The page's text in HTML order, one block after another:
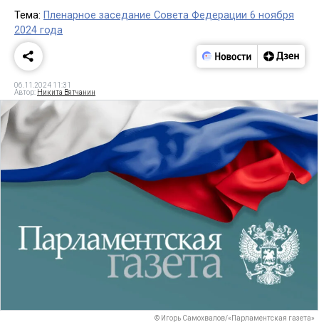
Тема: Пленарное заседание Совета Федерации 6 ноября
2024 года
06.11.2024 11:31
Автор: Никита Вятчанин
© Игорь Самохвалов/«Парламентская газета»